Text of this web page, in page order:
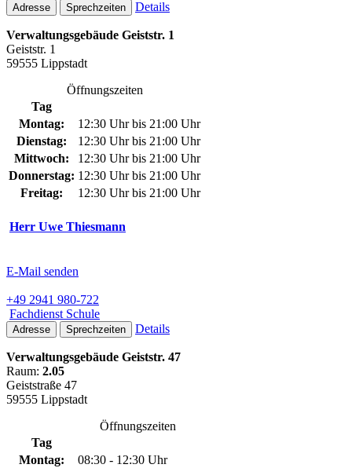
Adresse Sprechzeiten Details
Verwaltungsgebäude Geiststr. 1
Geiststr. 1
59555 Lippstadt
Öffnungszeiten
Tag
Montag:
12:30 Uhr bis 21:00 Uhr
Dienstag:
12:30 Uhr bis 21:00 Uhr
Mittwoch:
12:30 Uhr bis 21:00 Uhr
Donnerstag: 12:30 Uhr bis 21:00 Uhr
Freitag:
12:30 Uhr bis 21:00 Uhr
Herr Uwe Thiesmann
E-Mail senden
+49 2941 980-722
Fachdienst Schule
Adresse Sprechzeiten Details
Verwaltungsgebäude Geiststr. 47
Raum: 2.05
Geiststraße 47
59555 Lippstadt
Öffnungszeiten
Tag
Montag:
08:30 - 12:30 Uhr